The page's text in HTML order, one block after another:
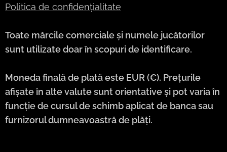
Politica de confidențialitate
Toate mărcile comerciale și numele jucătorilor
sunt utilizate doar în scopuri de identificare.
Moneda finală de plată este EUR (€). Prețurile
afișate în alte valute sunt orientative și pot varia în
funcție de cursul de schimb aplicat de banca sau
furnizorul dumneavoastră de plăți.